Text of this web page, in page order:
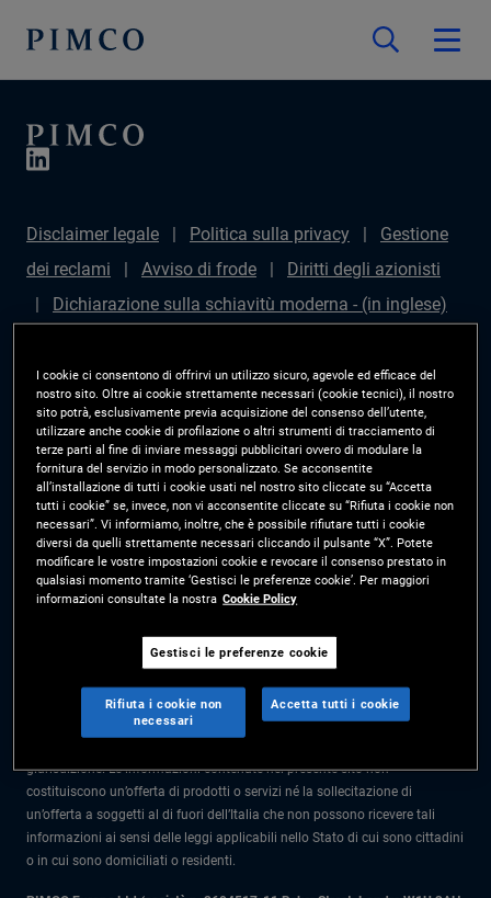
Disclaimer legale Politica sulla privacy
Gestione
dei reclami
Avviso di frode
Diritti degli azionisti
Dichiarazione sulla schiavitù moderna - (in inglese)
PAI Disclosure
Diritti degli investitori
Site Map
Gestisci le preferenze cookie
PIMCO ESG Rating
Methodology
Prima dell’adesione leggere il Prospetto e il Documento contenente le
informazioni chiave per l'investitore (KIID) disponibili presso i Collocatori.
Le informazioni nel presente sito sono rivolte solo a soggetti residenti in
Italia.
Tutto il materiale contenuto nel presente sito ha scopo meramente
informativo e non è da intendersi come una consulenza di investimento.
investitori dovrebbero rivolgersi a un consulente finanziario.
giurisdizione. Le informazioni contenute nel presente sito non
costituiscono un’offerta di prodotti o servizi né la sollecitazione di
un’offerta a soggetti al di fuori dell’Italia che non possono ricevere tali
informazioni ai sensi delle leggi applicabili nello Stato di cui sono cittadini
o in cui sono domiciliati o residenti.
I cookie ci consentono di offrirvi un utilizzo sicuro, agevole ed efficace del
nostro sito. Oltre ai cookie strettamente necessari (cookie tecnici), il nostro
sito potrà, esclusivamente previa acquisizione del consenso dell’utente,
utilizzare anche cookie di profilazione o altri strumenti di tracciamento di
terze parti al fine di inviare messaggi pubblicitari ovvero di modulare la
fornitura del servizio in modo personalizzato. Se acconsentite
all’installazione di tutti i cookie usati nel nostro sito cliccate su “Accetta
tutti i cookie” se, invece, non vi acconsentite cliccate su “Rifiuta i cookie non
necessari”. Vi informiamo, inoltre, che è possibile rifiutare tutti i cookie
diversi da quelli strettamente necessari cliccando il pulsante “X”. Potete
modificare le vostre impostazioni cookie e revocare il consenso prestato in
qualsiasi momento tramite ‘Gestisci le preferenze cookie’. Per maggiori
informazioni consultate la nostra Cookie Policy
Gestisci le preferenze cookie
Rifiuta i cookie non
necessari
Accetta tutti i cookie